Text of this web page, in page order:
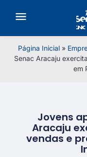
Página Inicial »
Senac Aracaju
em
Jovens
Aracaju
vendas e